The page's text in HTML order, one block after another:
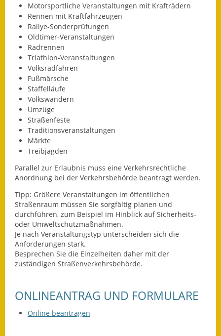
Leichte Sprache
Infos in Leichter Sprache
Mitteilungsblatt
Straßenbau
Kreisstraße
Umleitungsplan
Ausweichfahrplan
Buslinie 168
Motorsportliche Veranstaltungen mit Krafträdern
Rennen mit Kraftfahrzeugen
Rallye-Sonderprüfungen
Oldtimer-Veranstaltungen
Radrennen
Triathlon-Veranstaltungen
Volksradfahren
Fußmärsche
Staffelläufe
Volkswandern
Umzüge
Straßenfeste
Traditionsveranstaltungen
Märkte
Treibjagden
Parallel zur Erlaubnis muss eine Verkehrsrechtliche
Anordnung bei der Verkehrsbehörde beantragt werden.
Tipp: Größere Veranstaltungen im öffentlichen
Straßenraum müssen Sie sorgfältig planen und
durchführen, zum Beispiel im Hinblick auf Sicherheits-
oder Umweltschutzmaßnahmen.
Je nach Veranstaltungstyp unterscheiden sich die
Anforderungen stark.
Besprechen Sie die Einzelheiten daher mit der
zuständigen Straßenverkehrsbehörde.
ONLINEANTRAG UND FORMULARE
Online beantragen